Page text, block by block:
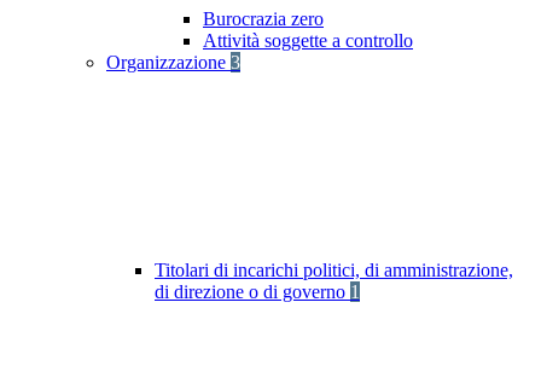
Burocrazia zero
Attività soggette a controllo
Organizzazione 3
Titolari di incarichi politici, di amministrazione,
di direzione o di governo 1